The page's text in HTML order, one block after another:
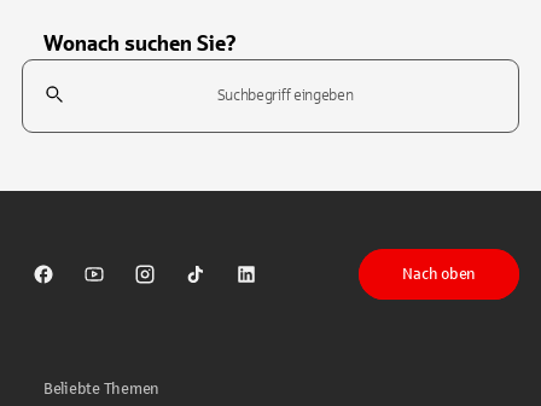
Wonach suchen Sie?
Suchfeld
Sparkasse auf Facebook
Sparkasse auf Youtube
Sparkasse auf Instagram
Sparkasse auf TikTok
Sparkasse auf LinkedIn
Nach oben
Beliebte Themen